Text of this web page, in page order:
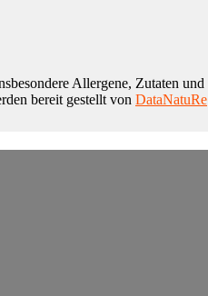
Allergene, Zutaten und
bereit gestellt von DataNatuRe